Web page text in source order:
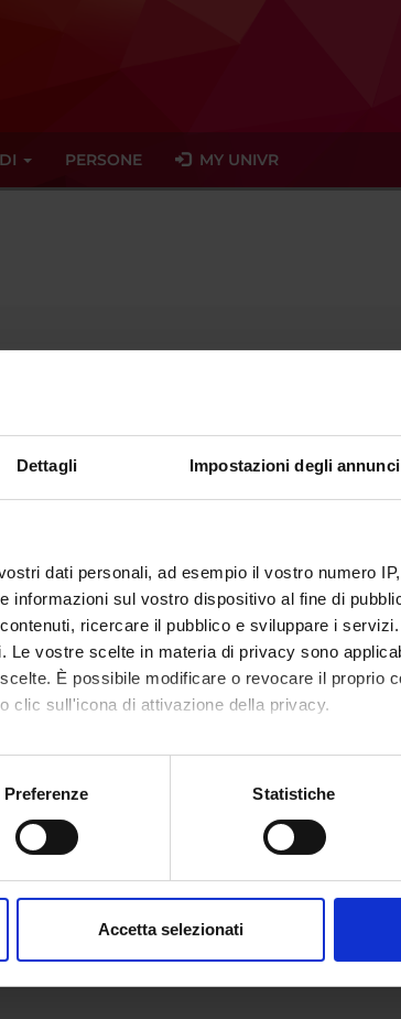
Dettagli Impostazioni degli annunci
dati personali, ad esempio il vostro numero
informazioni sul vostro dispositivo al fine di
ricercare il pubblico e sviluppare i
Le vostre scelte in materia di privacy sono
È possibile modificare o revocare il proprio
clic sull'icona di attivazione della privacy.
posizione geografica, con un'approssimazione di
momento dalla Dichiarazione sui cookie.
Preferenze Statistiche
Accetta selezionati
PERSONE MY UNIVR
September 30, 2018
Announcements 0 Research Publications
period selected:
to see the timetable and course details.